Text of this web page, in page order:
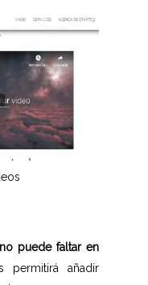
puede faltar en
añadir